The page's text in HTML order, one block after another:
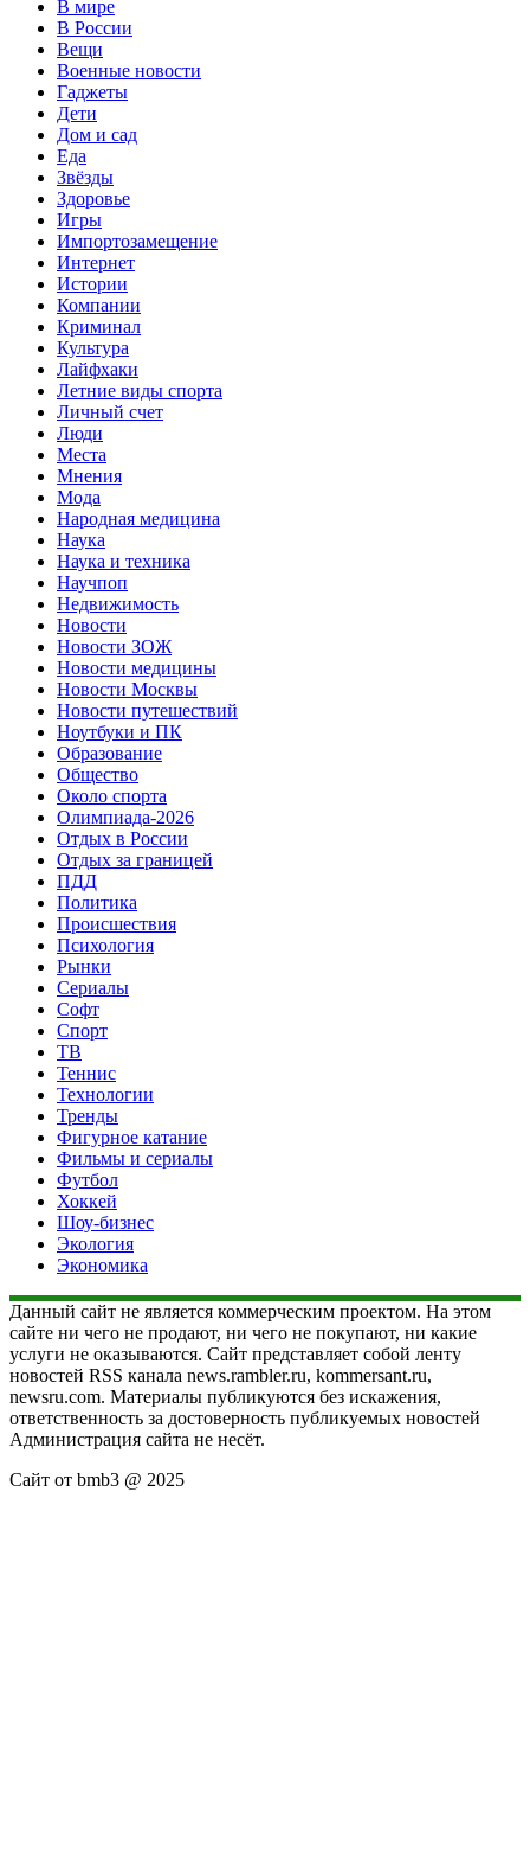
В мире
В России
Вещи
Военные новости
Гаджеты
Дети
Дом и сад
Еда
Звёзды
Здоровье
Игры
Импортозамещение
Интернет
Истории
Компании
Криминал
Культура
Лайфхаки
Летние виды спорта
Личный счет
Люди
Места
Мнения
Мода
Народная медицина
Наука
Наука и техника
Научпоп
Недвижимость
Новости
Новости ЗОЖ
Новости медицины
Новости Москвы
Новости путешествий
Ноутбуки и ПК
Образование
Общество
Около спорта
Олимпиада-2026
Отдых в России
Отдых за границей
ПДД
Политика
Происшествия
Психология
Рынки
Сериалы
Софт
Спорт
ТВ
Теннис
Технологии
Тренды
Фигурное катание
Фильмы и сериалы
Футбол
Хоккей
Шоу-бизнес
Экология
Экономика
Данный сайт не является коммерческим проектом. На этом
сайте ни чего не продают, ни чего не покупают, ни какие
услуги не оказываются. Сайт представляет собой ленту
новостей RSS канала news.rambler.ru, kommersant.ru,
newsru.com. Материалы публикуются без искажения,
ответственность за достоверность публикуемых новостей
Администрация сайта не несёт.
Сайт от bmb3 @ 2025